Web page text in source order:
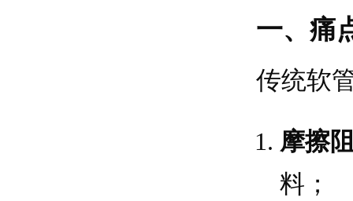
一、痛
传统软
摩擦
料；